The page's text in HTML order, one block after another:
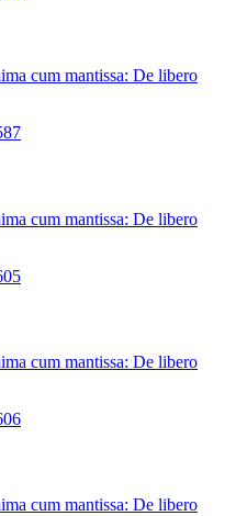
cum mantissa: De libero
cum mantissa: De libero
cum mantissa: De libero
cum mantissa: De libero